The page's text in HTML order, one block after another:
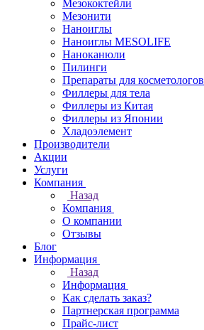
Мезококтейли
Мезонити
Наноиглы
Наноиглы MESOLIFE
Наноканюли
Пилинги
Препараты для косметологов
Филлеры для тела
Филлеры из Китая
Филлеры из Японии
Хладоэлемент
Производители
Акции
Услуги
Компания
Назад
Компания
О компании
Отзывы
Блог
Информация
Назад
Информация
Как сделать заказ?
Партнерская программа
Прайс-лист